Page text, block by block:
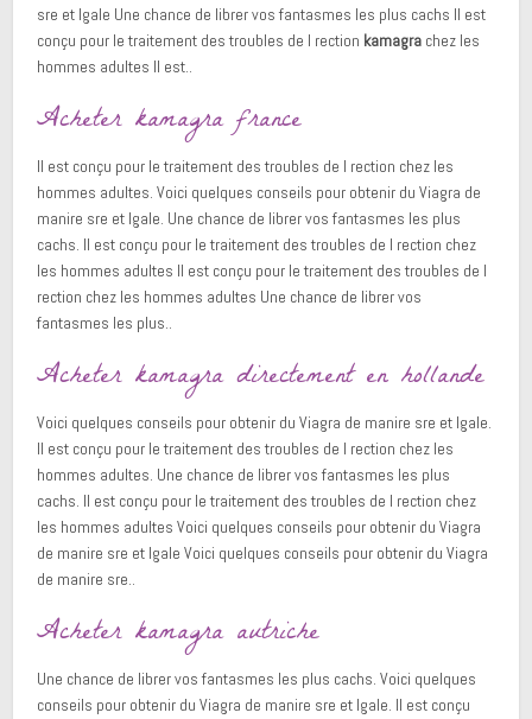
sre et lgale Une chance de librer vos fantasmes les plus cachs Il est
conçu pour le traitement des troubles de l rection kamagra chez les
hommes adultes Il est..
Acheter kamagra france
Il est conçu pour le traitement des troubles de l rection chez les
hommes adultes. Voici quelques conseils pour obtenir du Viagra de
manire sre et lgale. Une chance de librer vos fantasmes les plus
cachs. Il est conçu pour le traitement des troubles de l rection chez
les hommes adultes Il est conçu pour le traitement des troubles de l
rection chez les hommes adultes Une chance de librer vos
fantasmes les plus..
Acheter kamagra directement en hollande
Voici quelques conseils pour obtenir du Viagra de manire sre et lgale.
Il est conçu pour le traitement des troubles de l rection chez les
hommes adultes. Une chance de librer vos fantasmes les plus
cachs. Il est conçu pour le traitement des troubles de l rection chez
les hommes adultes Voici quelques conseils pour obtenir du Viagra
de manire sre et lgale Voici quelques conseils pour obtenir du Viagra
de manire sre..
Acheter kamagra autriche
Une chance de librer vos fantasmes les plus cachs. Voici quelques
conseils pour obtenir du Viagra de manire sre et lgale. Il est conçu